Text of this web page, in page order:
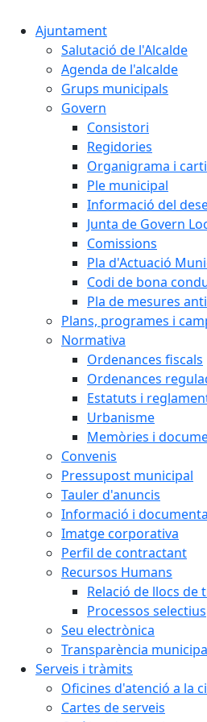
Ajuntament
Salutació de l'Alcalde
Agenda de l'alcalde
Grups municipals
Govern
Consistori
Regidories
Organigrama i
Ple municipal
Informació del
Junta de Govern
Comissions
Pla d'Actuació
Codi de bona
Pla de mesures
Plans, programes i
Normativa
Ordenances fiscals
Ordenances
Estatuts i
Urbanisme
Memòries i
Convenis
Pressupost municipal
Tauler d'anuncis
Informació i
Imatge corporativa
Perfil de contractant
Recursos Humans
Relació de llocs
Processos selectius
Seu electrònica
Transparència
Serveis i tràmits
Oficines d'atenció a la
Cartes de serveis